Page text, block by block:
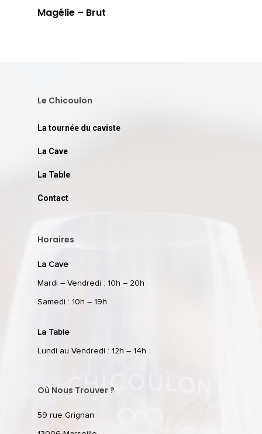
Magélie – Brut
Le Chicoulon
La tournée du caviste
La Cave
La Table
Contact
Horaires
La Cave
Mardi – Vendredi : 10h – 20h
Samedi : 10h – 19h
La Table
Lundi au Vendredi : 12h – 14h
Où Nous Trouver ?
59 rue Grignan